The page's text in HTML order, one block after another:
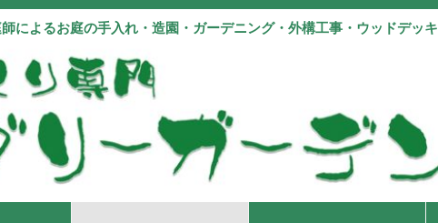
によるお庭の手入れ・造園・ガーデニング・外構工事・ウッドデッキ